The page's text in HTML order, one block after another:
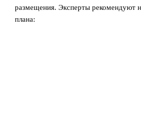
размещения. Эксперты рекомендуют
плана: